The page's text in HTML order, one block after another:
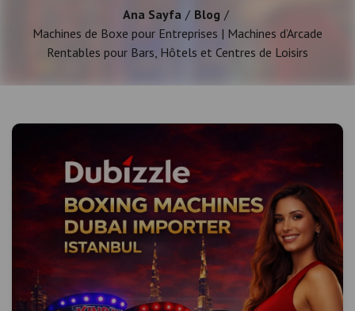
Ana Sayfa
Blog
Machines de Boxe pour Entreprises | Machines d’Arcade
Rentables pour Bars, Hôtels et Centres de Loisirs